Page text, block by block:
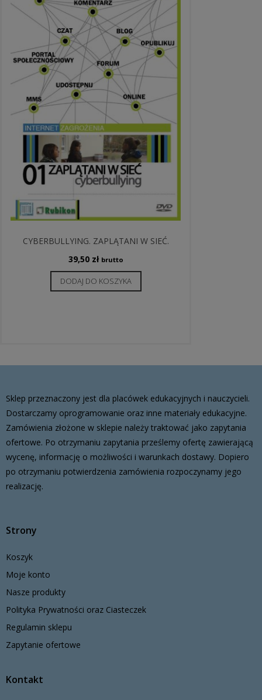
CYBERBULLYING. ZAPLĄTANI W SIEĆ.
39,50 zł brutto
DODAJ DO KOSZYKA
Sklep przeznaczony jest dla placówek edukacyjnych i nauczycieli.
Dostarczamy oprogramowanie oraz inne materiały edukacyjne.
Zamówienia złożone w sklepie należy traktować jako zapytania
ofertowe. Po otrzymaniu zapytania prześlemy ofertę zawierającą
wycenę, informację o możliwości i warunkach dostawy. Dopiero
po otrzymaniu potwierdzenia zamówienia rozpoczynamy jego
realizację.
Strony
Koszyk
Moje konto
Nasze produkty
Polityka Prywatności oraz Ciasteczek
Regulamin sklepu
Zapytanie ofertowe
Kontakt